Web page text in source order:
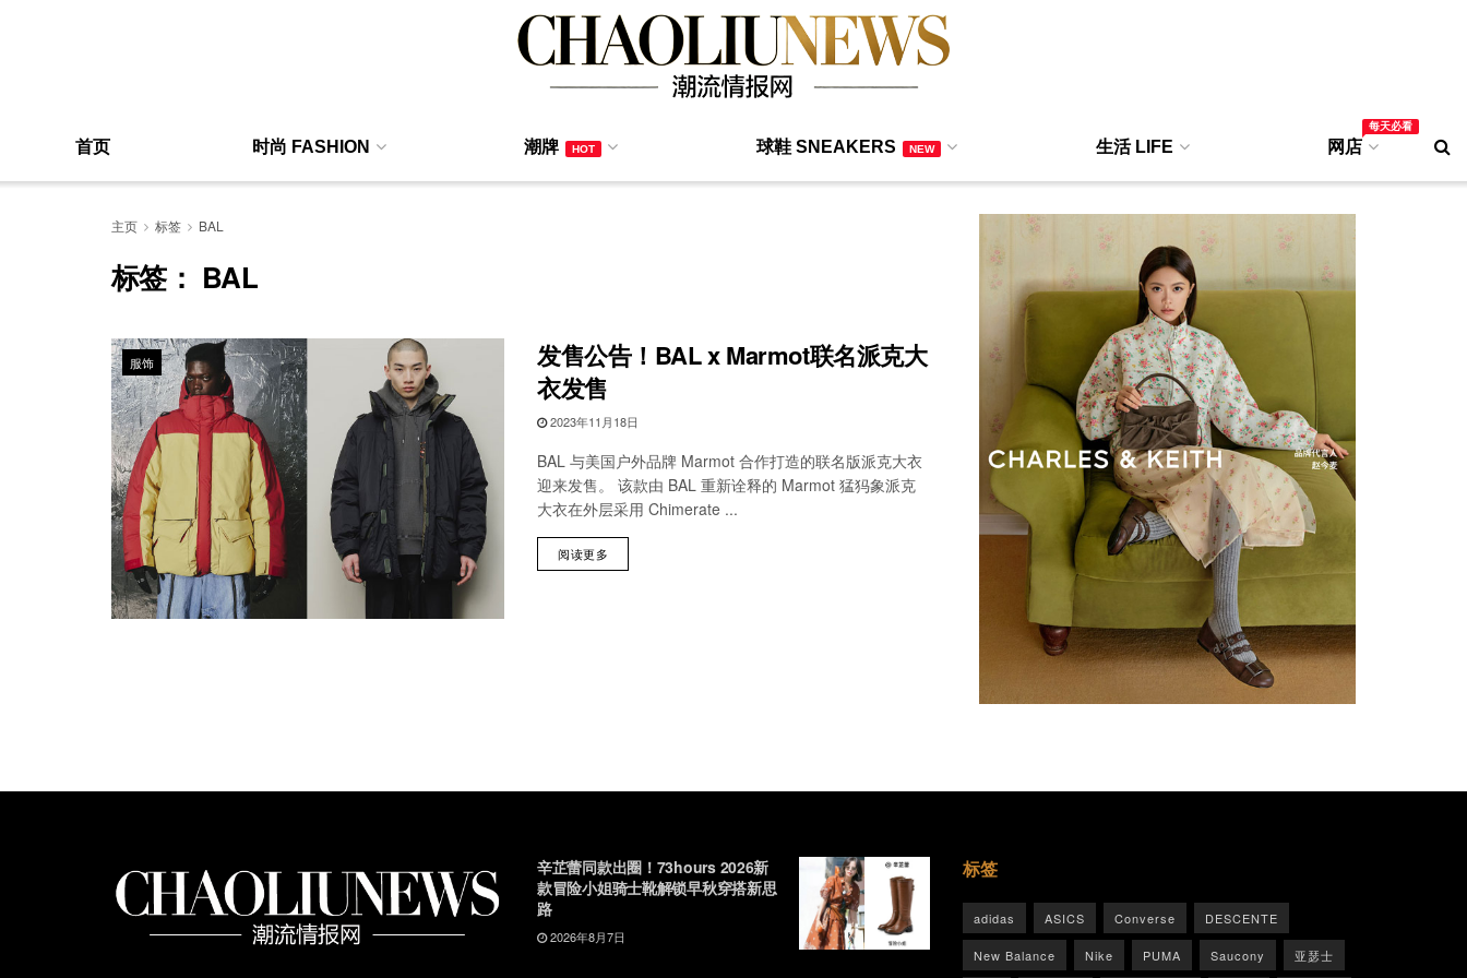
首页 时尚 FASHION 潮牌 HOT 球鞋 SNEAKERS NEW 生活 LIFE 网店
每天必看
主页 标签 BAL
标签： BAL
服饰
发售公告！BAL x Marmot联名派克大
衣发售
2023年11月18日
BAL 与美国户外品牌 Marmot 合作打造的联名版派克大衣
迎来发售。 该款由 BAL 重新诠释的 Marmot 猛犸象派克
大衣在外层采用 Chimerate ...
阅读更多
辛芷蕾同款出圈！73hours 2026新
款冒险小姐骑士靴解锁早秋穿搭新思
路
2026年8月7日
标签
adidas ASICS Converse DESCENTE
New Balance Nike PUMA Saucony 亚瑟士